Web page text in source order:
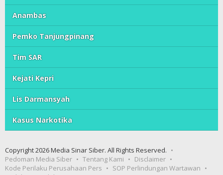
Anambas
Pemko Tanjungpinang
Tim SAR
Kejati Kepri
Lis Darmansyah
Kasus Narkotika
Copyright 2026 Media Sinar Siber. All Rights Reserved.
Pedoman Media Siber
Tentang Kami
Disclaimer
Kode Perilaku Perusahaan Pers
SOP Perlindungan Wartawan